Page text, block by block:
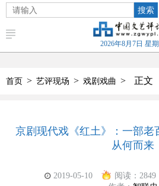
搜索
2026年8月7日 星
首页 > 艺评现场 > 戏剧戏曲 > 正文
京剧现代戏《红土》：一部老
从何而来
2019-05-10 阅读： 2849